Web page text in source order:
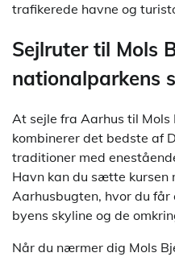
trafikerede havne og
Sejlruter til Mols
nationalparkens
At sejle fra Aarhus til Mols
kombinerer det bedste af
traditioner med
Havn kan du sætte kursen
Aarhusbugten, hvor du
byens skyline og de
Når du nærmer dig Mols